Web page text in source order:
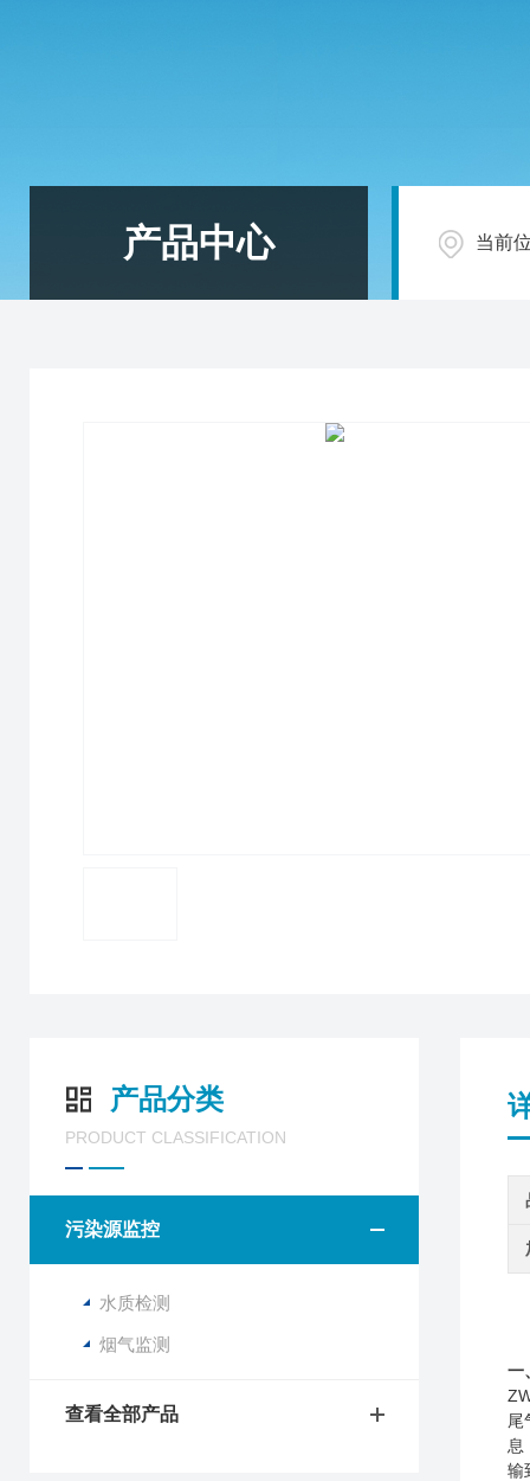
产品中心 当前
产品分类
PRODUCT CLASSIFICATION
污染源监控
水质检测
烟气监测
查看全部产品
一
尾
息
输